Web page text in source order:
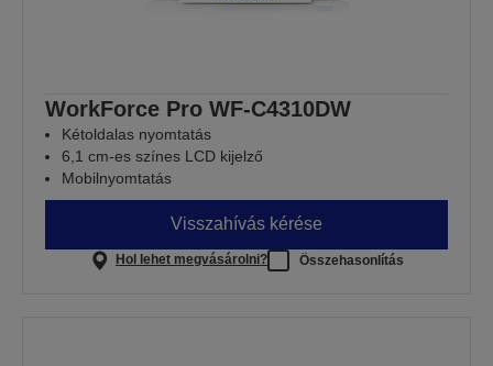
WorkForce Pro WF-C4310DW
Kétoldalas nyomtatás
6,1 cm-es színes LCD kijelző
Mobilnyomtatás
Visszahívás kérése
Hol lehet megvásárolni? Összehasonlítás